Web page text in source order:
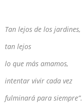
Tan lejos de los jardines,
tan lejos
lo que más amamos,
intentar vivir cada vez
fulminará para siempre”.